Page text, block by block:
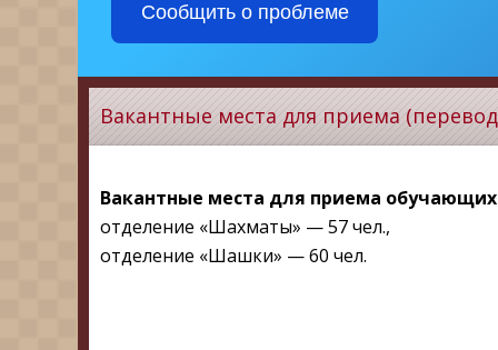
Сообщить о проблеме
Вакантные места для приема
Вакантные места для приема
отделение «Шахматы» — 57 чел.,
отделение «Шашки» — 60 чел.